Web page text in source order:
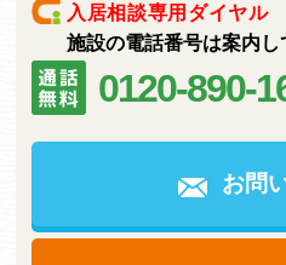
入居相談専用ダイヤル
施設の電話番号は案内し
0120-890-
お問